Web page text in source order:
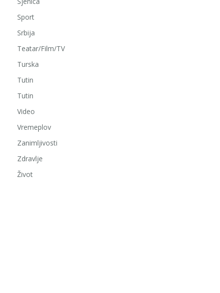
Sport
Srbija
Teatar/Film/TV
Turska
Tutin
Tutin
Video
Vremeplov
Zanimljivosti
Zdravlje
Život